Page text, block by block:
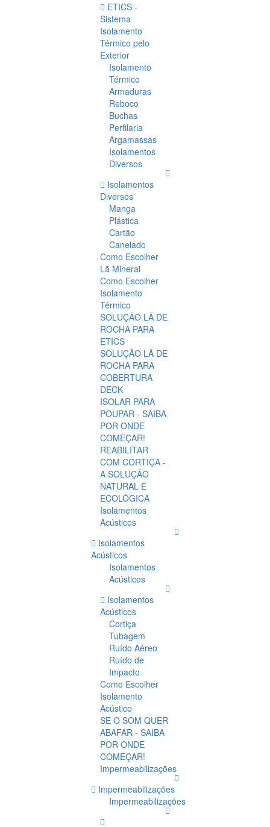
ETICS -
Sistema
Isolamento
Térmico pelo
Exterior
Isolamento
Térmico
Armaduras
Reboco
Buchas
Perfilaria
Argamassas
Isolamentos
Diversos
Isolamentos
Diversos
Manga
Plástica
Cartão
Canelado
Como Escolher
Lã Mineral
Como Escolher
Isolamento
Térmico
SOLUÇÃO LÃ DE
ROCHA PARA
ETICS
SOLUÇÃO LÃ DE
ROCHA PARA
COBERTURA
DECK
ISOLAR PARA
POUPAR - SAIBA
POR ONDE
COMEÇAR!
REABILITAR
COM CORTIÇA -
A SOLUÇÃO
NATURAL E
ECOLÓGICA
Isolamentos
Acústicos
Isolamentos
Acústicos
Isolamentos
Acústicos
Isolamentos
Acústicos
Cortiça
Tubagem
Ruído Aéreo
Ruído de
Impacto
Como Escolher
Isolamento
Acústico
SE O SOM QUER
ABAFAR - SAIBA
POR ONDE
COMEÇAR!
Impermeabilizações
Impermeabilizações
Impermeabilizações